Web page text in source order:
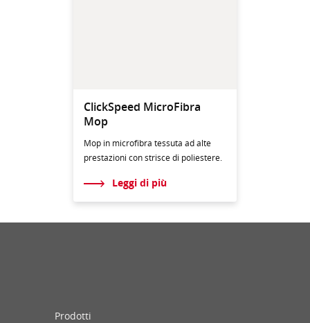
ClickSpeed MicroFibra
Mop
Mop in microfibra tessuta ad alte
prestazioni con strisce di poliestere.
Leggi di più
Prodotti